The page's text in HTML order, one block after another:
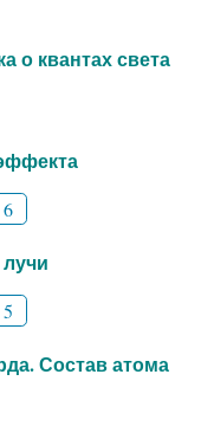
о квантах света
6
5
Состав атома